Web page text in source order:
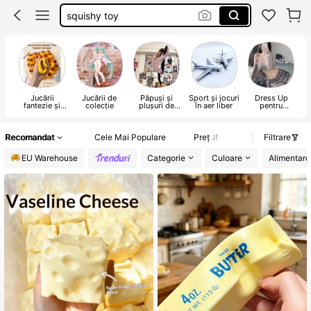
squisy
sqiushy
Jucării
fantezie și
Jucării de
colecție
Păpuși și
plușuri de
Sport și jocuri
în aer liber
Dress Up
pentru
Recomandat Cele Mai Populare Preț
Filtrare
EU Warehouse
Categorie Culoare